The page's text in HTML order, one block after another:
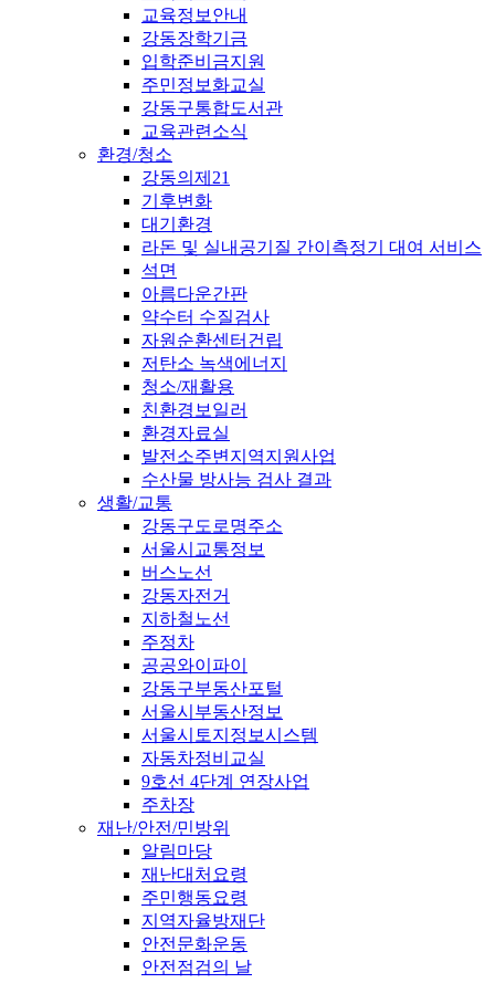
교육정보안내
강동장학기금
입학준비금지원
주민정보화교실
강동구통합도서관
교육관련소식
환경/청소
강동의제21
기후변화
대기환경
라돈 및 실내공기질 간이측정기 대여 서비스
석면
아름다운간판
약수터 수질검사
자원순환센터건립
저탄소 녹색에너지
청소/재활용
친환경보일러
환경자료실
발전소주변지역지원사업
수산물 방사능 검사 결과
생활/교통
강동구도로명주소
서울시교통정보
버스노선
강동자전거
지하철노선
주정차
공공와이파이
강동구부동산포털
서울시부동산정보
서울시토지정보시스템
자동차정비교실
9호선 4단계 연장사업
주차장
재난/안전/민방위
알림마당
재난대처요령
주민행동요령
지역자율방재단
안전문화운동
안전점검의 날